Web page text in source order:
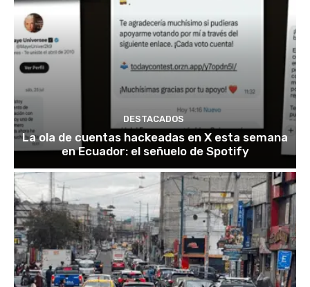
DESTACADOS
La ola de cuentas hackeadas en X esta semana
en Ecuador: el señuelo de Spotify